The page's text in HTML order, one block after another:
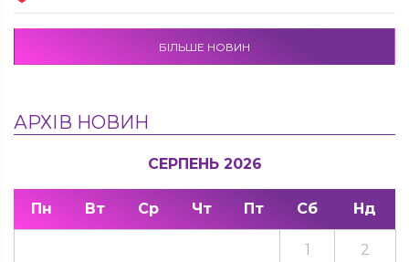
БІЛЬШЕ НОВИН
АРХІВ НОВИН
СЕРПЕНЬ 2026
Пн Вт Ср Чт Пт Сб Нд
1 2